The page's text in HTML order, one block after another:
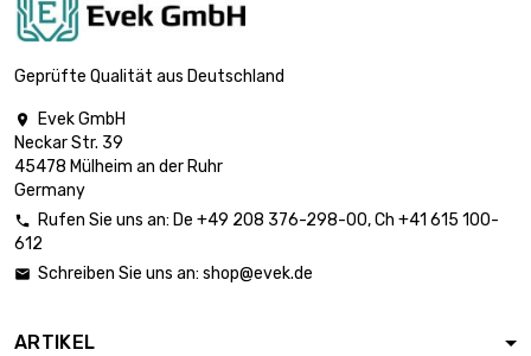
Geprüfte Qualität aus Deutschland

Evek GmbH
Neckar Str. 39
45478 Mülheim an der Ruhr
Germany
 Rufen Sie uns an: De +49 208 376-298-00, Ch +41 615 100-
612
 Schreiben Sie uns an: shop@evek.de
ARTIKEL